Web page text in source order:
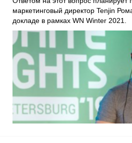
маркетинговый директор Tenjin
докладе в рамках WN Winter 2021.